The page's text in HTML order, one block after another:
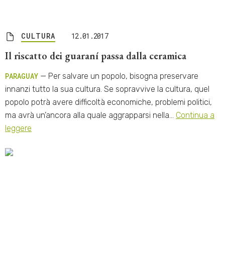
CULTURA 12.01.2017
Il riscatto dei guaraní passa dalla ceramica
PARAGUAY — Per salvare un popolo, bisogna preservare
innanzi tutto la sua cultura. Se sopravvive la cultura, quel
popolo potrà avere difficoltà economiche, problemi politici,
ma avrà un’ancora alla quale aggrapparsi nella… Continua a
leggere